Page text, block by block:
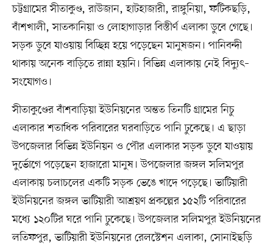
চট্টগ্রামের সীতাকুণ্ড, রাউজান, হাটহাজারী, রাঙ্গুনিয়া, ফটিকছড়ি,
বাঁশখালী, সাতকানিয়া ও লোহাগাড়ার বিস্তীর্ণ এলাকা ডুবে গেছে।
সড়ক ডুবে যাওয়ায় বিচ্ছিন্ন হয়ে পড়েছেন মানুষজন। পানিবন্দী
থাকায় অনেক বাড়িতে রান্না হয়নি। বিভিন্ন এলাকায় নেই বিদ্যুৎ–
সংযোগও।
সীতাকুণ্ডের বাঁশবাড়িয়া ইউনিয়নের অন্তত তিনটি গ্রামের নিচু
এলাকার শতাধিক পরিবারের ঘরবাড়িতে পানি ঢুকেছে। এ ছাড়া
উপজেলার বিভিন্ন ইউনিয়ন ও পৌর এলাকার সড়ক ডুবে যাওয়ায়
দুর্ভোগে পড়েছেন হাজারো মানুষ। উপজেলার জঙ্গল সলিমপুর
এলাকায় চলাচলের একটি সড়ক ভেঙে খাদে পড়েছে। ভাটিয়ারী
ইউনিয়নের জঙ্গল ভাটিয়ারী আশ্রয়ণ প্রকল্পের ১৫২টি পরিবারের
মধ্যে ১২০টির ঘরে পানি ঢুকেছে। উপজেলার সলিমপুর ইউনিয়নের
লতিফপুর, ভাটিয়ারী ইউনিয়নের রেলস্টেশন এলাকা, সোনাইছড়ি